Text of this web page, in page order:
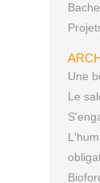
Une
Le